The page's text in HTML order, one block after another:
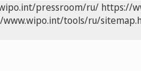
pressroom/ru/ https://
tools/ru/